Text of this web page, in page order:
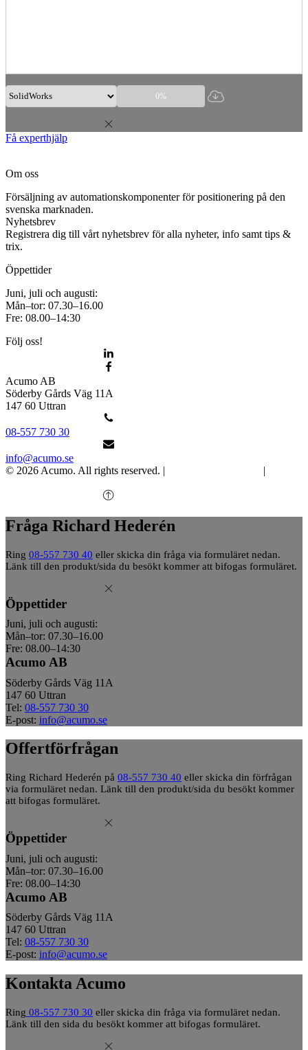
0%
Få experthjälp
Om oss
Försäljning av automationskomponenter för positionering på den
svenska marknaden.
Nyhetsbrev
Registrera dig till vårt nyhetsbrev för alla nyheter, info samt tips &
trix.
Öppettider
Juni, juli och augusti:
Mån–tor: 07.30–16.00
Fre: 08.00–14:30
Följ oss!
Acumo AB
Söderby Gårds Väg 11A
147 60 Uttran
08-557 730 30
info@acumo.se
© 2026 Acumo. All rights reserved. |
|
Fråga Richard Hederén
Ring 08-557 730 40 eller skicka din fråga via formuläret nedan.
Länk till den produkt/sida du besökt kommer att bifogas formuläret.
Öppettider
Juni, juli och augusti:
Mån–tor: 07.30–16.00
Fre: 08.00–14:30
Acumo AB
Söderby Gårds Väg 11A
147 60 Uttran
Tel: 08-557 730 30
E-post: info@acumo.se
Offertförfrågan
Ring Richard Hederén på 08-557 730 40 eller skicka din förfrågan
via formuläret nedan. Länk till den produkt/sida du besökt kommer
att bifogas formuläret.
Öppettider
Juni, juli och augusti:
Mån–tor: 07.30–16.00
Fre: 08.00–14:30
Acumo AB
Söderby Gårds Väg 11A
147 60 Uttran
Tel: 08-557 730 30
E-post: info@acumo.se
Kontakta Acumo
Ring 08-557 730 30 eller skicka din fråga via formuläret nedan.
Länk till den sida du besökt kommer att bifogas formuläret.